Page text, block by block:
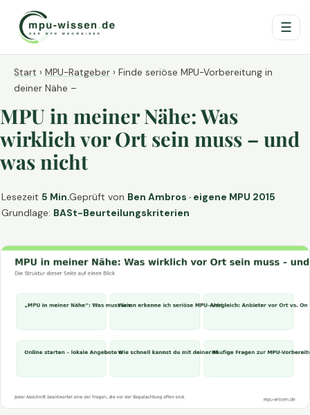
☰
Start › MPU-Ratgeber › Finde seriöse MPU-Vorbereitung in
deiner Nähe –
MPU in meiner Nähe: Was
wirklich vor Ort sein muss – und
was nicht
Lesezeit 5 Min.Geprüft von Ben Ambros · eigene MPU 2015
Grundlage: BASt-Beurteilungskriterien